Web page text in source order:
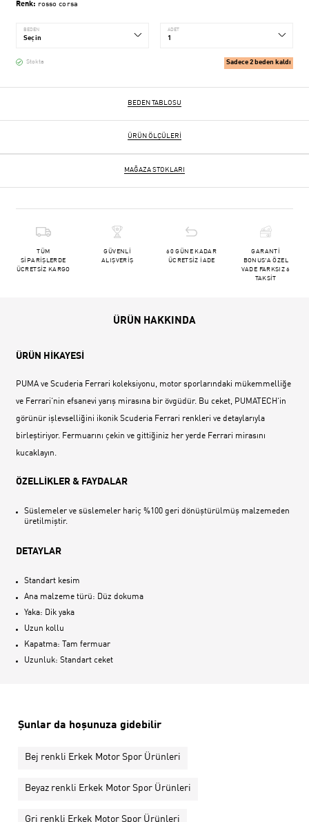
Renk: rosso corsa
BEDEN ADET
Stokta Sadece 2 beden kaldı
BEDEN TABLOSU
ÜRÜN ÖLÇÜLERI
MAĞAZA STOKLARI
TÜM
SİPARİŞLERDE
ÜCRETSİZ KARGO
GÜVENLİ
ALIŞVERİŞ
60 GÜNE KADAR
ÜCRETSİZ İADE
GARANTİ
BONUS'A ÖZEL
VADE FARKSIZ 6
TAKSİT
ÜRÜN HAKKINDA
ÜRÜN HİKAYESİ
PUMA ve Scuderia Ferrari koleksiyonu, motor sporlarındaki mükemmelliğe
ve Ferrari‘nin efsanevi yarış mirasına bir övgüdür. Bu ceket, PUMATECH‘in
görünür işlevselliğini ikonik Scuderia Ferrari renkleri ve detaylarıyla
birleştiriyor. Fermuarını çekin ve gittiğiniz her yerde Ferrari mirasını
kucaklayın.
ÖZELLİKLER & FAYDALAR
Süslemeler ve süslemeler hariç %100 geri dönüştürülmüş malzemeden
üretilmiştir.
DETAYLAR
Standart kesim
Ana malzeme türü: Düz dokuma
Yaka: Dik yaka
Uzun kollu
Kapatma: Tam fermuar
Uzunluk: Standart ceket
Şunlar da hoşunuza gidebilir
Bej renkli Erkek Motor Spor Ürünleri
Beyaz renkli Erkek Motor Spor Ürünleri
Gri renkli Erkek Motor Spor Ürünleri